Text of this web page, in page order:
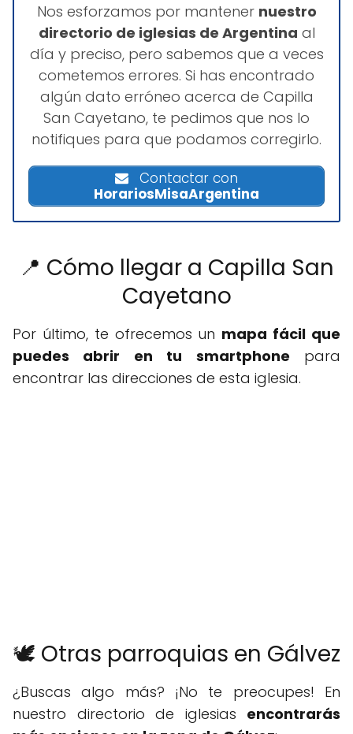
Nos esforzamos por mantener nuestro
directorio de iglesias de Argentina al
día y preciso, pero sabemos que a veces
cometemos errores. Si has encontrado
algún dato erróneo acerca de Capilla
San Cayetano, te pedimos que nos lo
notifiques para que podamos corregirlo.
Contactar con
HorariosMisaArgentina
📍 Cómo llegar a Capilla San
Cayetano
Por último, te ofrecemos un mapa fácil que
puedes abrir en tu smartphone para
encontrar las direcciones de esta iglesia.
🕊️ Otras parroquias en Gálvez
¿Buscas algo más? ¡No te preocupes! En
nuestro directorio de iglesias encontrarás